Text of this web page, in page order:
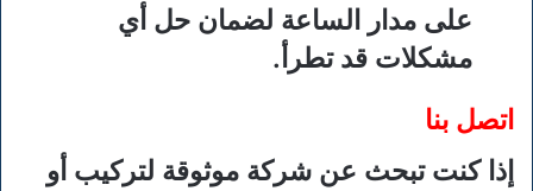
على مدار الساعة لضمان حل أي
مشكلات قد تطرأ.
اتصل بنا
إذا كنت تبحث عن شركة موثوقة لتركيب أو